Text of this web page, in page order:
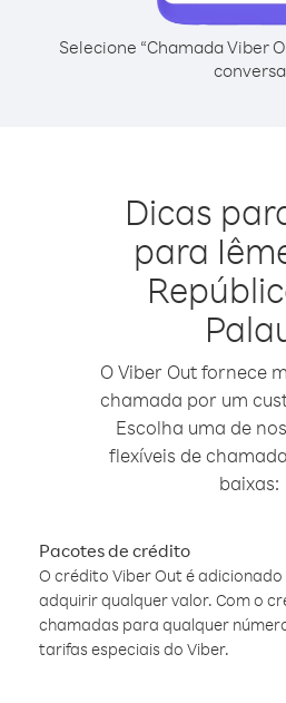
Selecione “Chamada Viber
conversa
Dicas
para
O Viber Out fornece
chamada por um
Escolha uma de
flexíveis de
baixas:
Pacotes de crédito
O crédito Viber Out é
adquirir qualquer valor. Com o
chamadas para qualquer
tarifas especiais do Viber.